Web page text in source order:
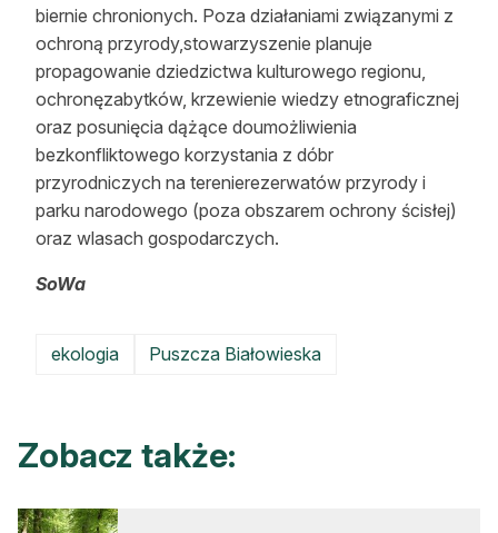
biernie chronionych. Poza działaniami związanymi z
ochroną przyrody,stowarzyszenie planuje
propagowanie dziedzictwa kulturowego regionu,
ochronęzabytków, krzewienie wiedzy etnograficznej
oraz posunięcia dążące doumożliwienia
bezkonfliktowego korzystania z dóbr
przyrodniczych na terenierezerwatów przyrody i
parku narodowego (poza obszarem ochrony ścisłej)
oraz wlasach gospodarczych.
SoWa
ekologia Puszcza Białowieska
Zobacz także: